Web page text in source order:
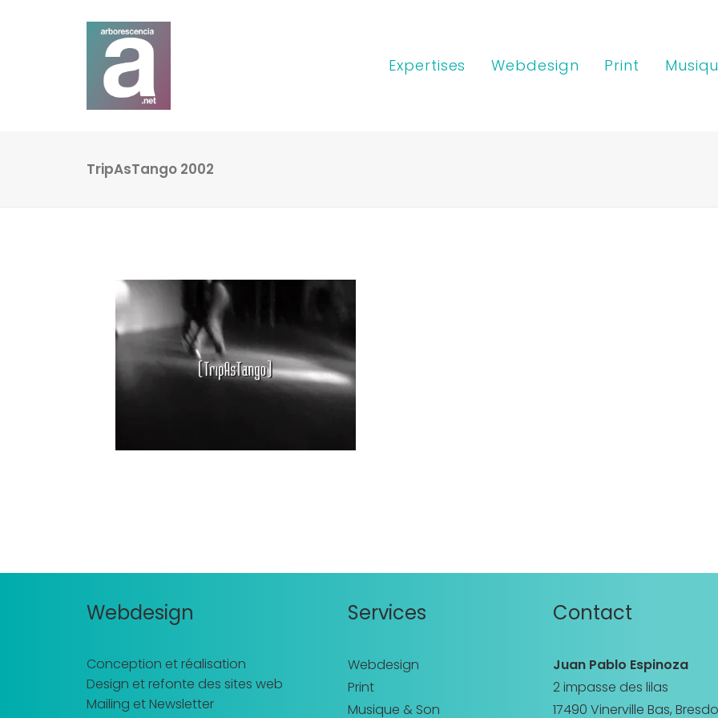
Expertises Webdesign Print
TripAsTango 2002
Webdesign
Conception et réalisation
Design et refonte des sites web
Mailing et Newsletter
Services
Webdesign
Print
Musique & Son
Contact
Juan Pablo Espinoza
2 impasse des lilas
17490 Vinerville Bas,